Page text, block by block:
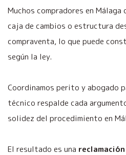
Muchos compradores en
caja de cambios o estructura
compraventa, lo que puede
según la ley.
Coordinamos perito y abogado
técnico respalde cada
solidez del procedimiento en
El resultado es una